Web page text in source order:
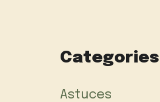
Categories
Astuces